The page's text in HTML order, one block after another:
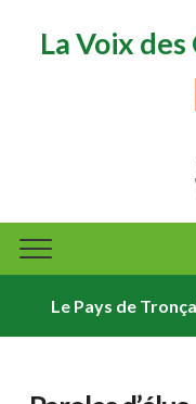
La Voix
Le Pays de